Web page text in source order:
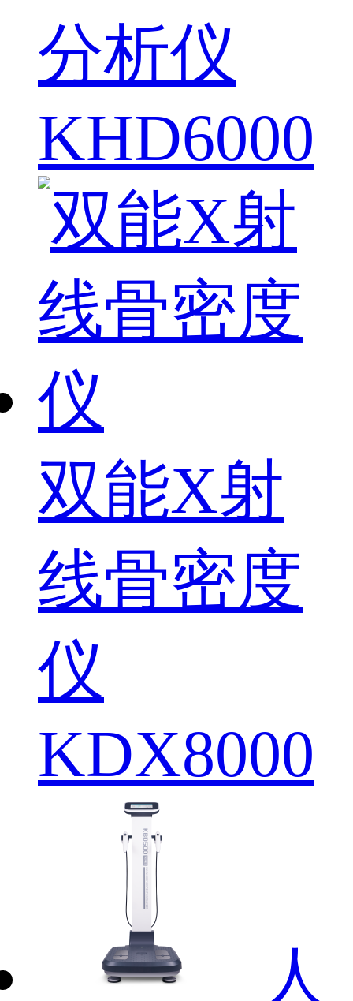
分析仪
KHD6000
双能X射
线骨密度
仪
KDX8000
人